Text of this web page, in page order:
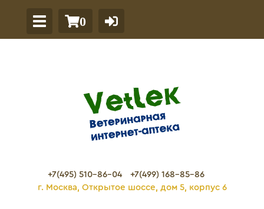
0
+7(495) 510-86-04
+7(499) 168-85-86
г. Москва, Открытое шоссе, дом 5, корпус 6